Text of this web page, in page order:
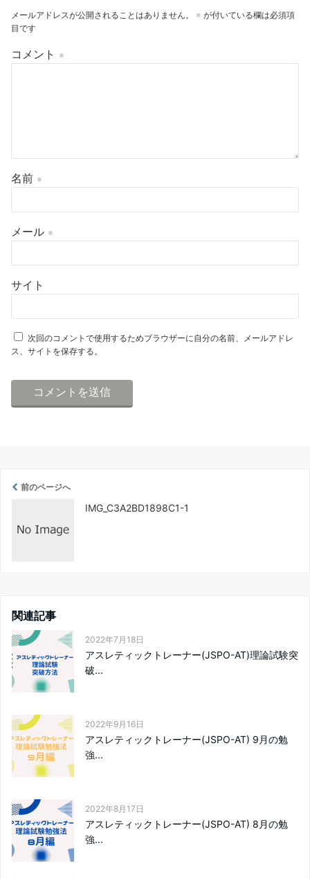
メールアドレスが公開されることはありません。 ※ が付いている欄は必須項
目です
コメント ※
名前 ※
メール ※
サイト
次回のコメントで使用するためブラウザーに自分の名前、メールアドレ
ス、サイトを保存する。
前のページへ
IMG_C3A2BD1898C1-1
関連記事
2022年7月18日
アスレティックトレーナー(JSPO-AT)理論試験突
破...
2022年9月16日
アスレティックトレーナー(JSPO-AT) 9月の勉
強...
2022年8月17日
アスレティックトレーナー(JSPO-AT) 8月の勉
強...